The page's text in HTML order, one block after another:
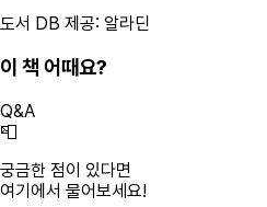
도서 DB 제공: 알라딘
이 책 어때요?
Q&A
📮
궁금한 점이 있다면
여기에서 물어보세요!